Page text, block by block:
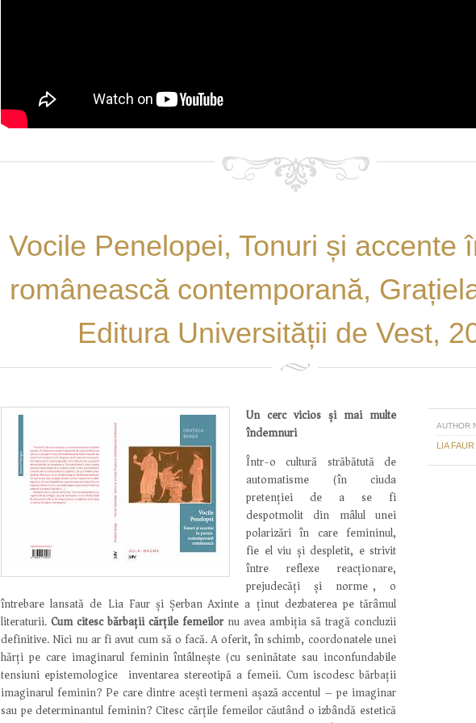
Vocile Penelopei, Tonuri și accente
românească contemporană,
Editura Universității de Vest,
Un cerc vicios și mai multe
îndemnuri
Într-o cultură străbătută de
automatisme (în ciuda
pretenției de a se fi
despotmolit din mâlul unei
polarizări în care femininul,
fie el viu și despletit, e strivit
între reflexe reacționare,
prejudecăți și norme), o
întrebare lansată de Lia Faur și Șerban Axinte a ținut dezbaterea pe tărâmul
literaturii. Cum citesc bărbații cărțile femeilor nu avea ambiția să tragă concluzii
definitive. Nici nu ar fi avut cum să o facă. A oferit, în schimb, coordonatele unei
hărți pe care imaginarul feminin întâlnește (cu seninătate sau inconfundabile
tensiuni epistemologice) inventarea stereotipă a femeii. Cum iscodesc bărbații
imaginarul feminin? Pe care dintre acești termeni așază accentul – pe imaginar
sau pe determinantul feminin? Citesc cărțile femeilor căutând o izbândă estetică
AUTHOR
LIA FAUR